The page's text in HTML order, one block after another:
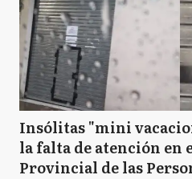
Q Quilmes
SN San
Insólitas "mini
la falta de atención en
Provincial de las